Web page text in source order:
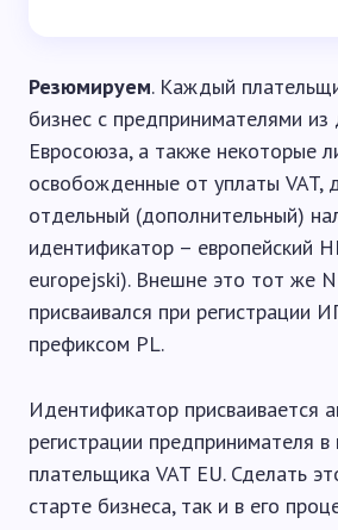
Резюмируем. Каждый
бизнес с предпринимателями из
Евросоюза, а также некоторые
освобожденные от уплаты VAT,
отдельный (дополнительный)
идентификатор – европейский
europejski). Внешне это тот же
присваивался при регистрации
префиксом PL.
Идентификатор присваивается
регистрации предпринимателя в
плательщика VAT EU. Сделать
старте бизнеса, так и в его